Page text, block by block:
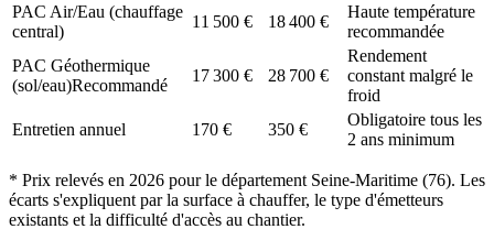
PAC Air/Eau (chauffage
central)
11 500 € 18 400 €
Haute température
recommandée
PAC Géothermique
(sol/eau)Recommandé
17 300 € 28 700 €
Rendement
constant malgré le
froid
Entretien annuel
170 € 350 €
Obligatoire tous les
2 ans minimum
* Prix relevés en 2026 pour le département Seine-Maritime (76). Les
écarts s'expliquent par la surface à chauffer, le type d'émetteurs
existants et la difficulté d'accès au chantier.